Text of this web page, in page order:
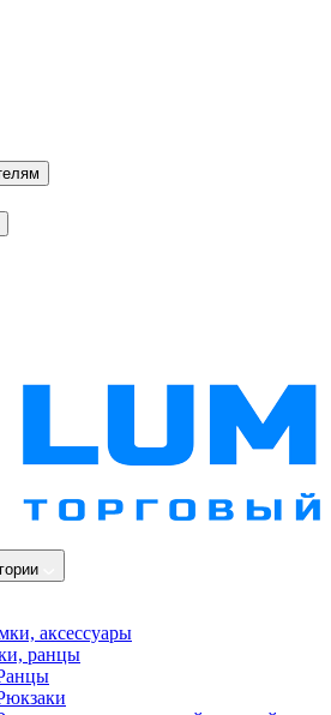
аксессуары
ранцы